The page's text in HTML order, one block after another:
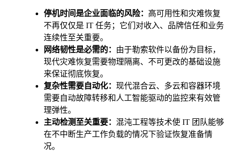
停机时间是企业面临的风险： 高可用性和灾难恢复
不再仅仅是 IT 任务；它们对收入、品牌信任和业务
连续性至关重要。
网络韧性是必需的： 由于勒索软件以备份为目标，
现代灾难恢复需要物理隔离、不可更改的基础设施
来保证彻底恢复。
复杂性需要自动化： 现代混合云、多云和容器环境
需要自动故障转移和人工智能驱动的监控来有效管
理弹性。
主动检测至关重要： 混沌工程等技术使 IT 团队能够
在不中断生产工作负载的情况下验证恢复准备情
况。